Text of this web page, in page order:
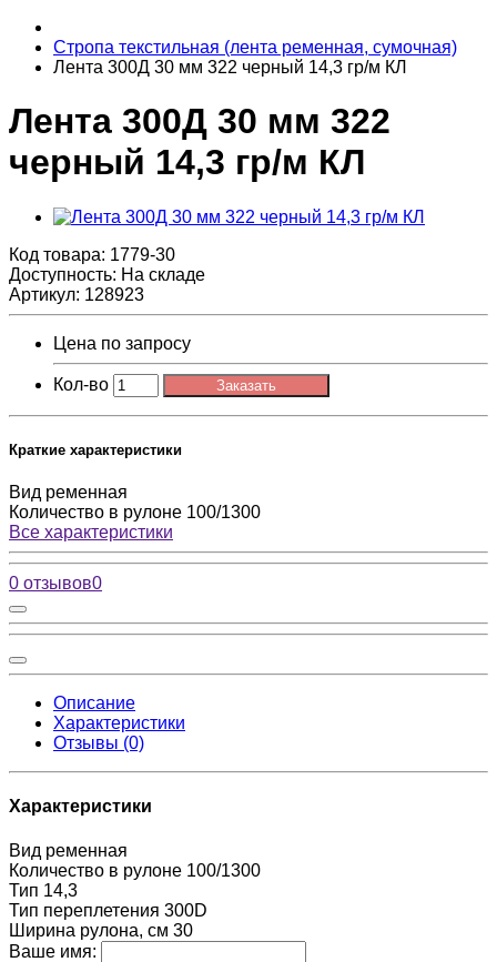
Стропа текстильная (лента ременная, сумочная)
Лента 300Д 30 мм 322 черный 14,3 гр/м КЛ
Лента 300Д 30 мм 322
черный 14,3 гр/м КЛ
Код товара: 1779-30
Доступность: На складе
Артикул: 128923
Цена по запросу
Кол-во Заказать
Краткие характеристики
Вид ременная
Количество в рулоне 100/1300
Все характеристики
0 отзывов0
Описание
Характеристики
Отзывы (0)
Характеристики
Вид ременная
Количество в рулоне 100/1300
Тип 14,3
Тип переплетения 300D
Ширина рулона, см 30
Ваше имя: